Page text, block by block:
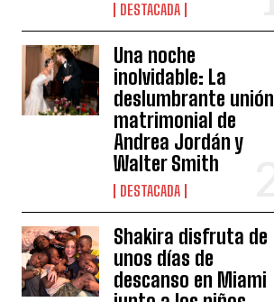
DESTACADA
Una noche
inolvidable: La
deslumbrante unión
matrimonial de
Andrea Jordán y
Walter Smith
DESTACADA
Shakira disfruta de
unos días de
descanso en Miami